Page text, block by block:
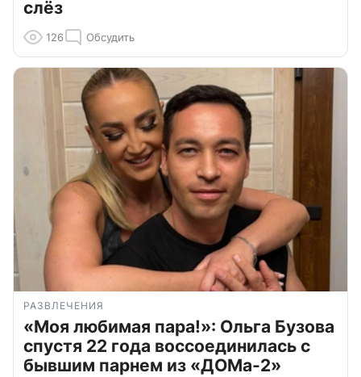
слёз
126 Обсудить
РАЗВЛЕЧЕНИЯ
«Моя любимая пара!»: Ольга Бузова
спустя 22 года воссоединилась с
бывшим парнем из «ДОМа-2»